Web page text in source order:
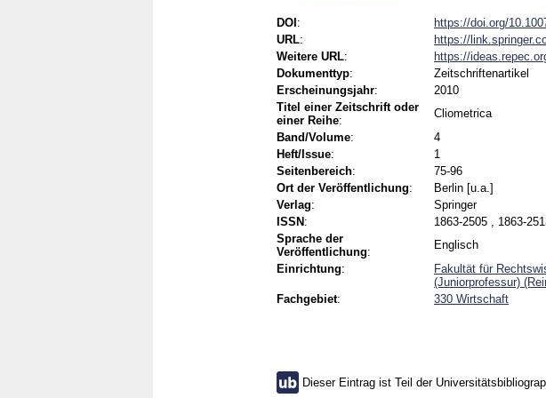
DOI :
https://doi.org/
URL:
https://
Weitere URL:
https://
Dokumenttyp:
Zeitschriftenartikel
Erscheinungsjahr:
2010
Titel einer Zeitschrift oder
einer Reihe:
Cliometrica
Band/Volume:
4
Heft/Issue:
1
Seitenbereich:
75-96
Ort der Veröffentlichung:
Berlin [u.a.]
Verlag:
Springer
ISSN :
1863-2505 , 1863-
Sprache der
Veröffentlichung:
Englisch
Einrichtung:
Fakultät für
(Juniorprofessur)
Fachgebiet: 330 Wirtschaft
Dieser Eintrag ist Teil der